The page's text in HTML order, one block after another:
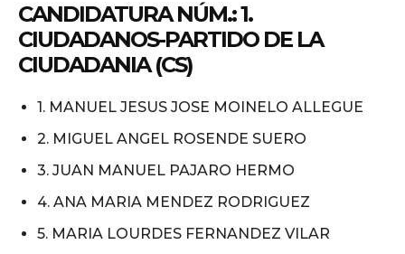
CANDIDATURA NÚM.: 1.
CIUDADANOS-PARTIDO DE LA
CIUDADANIA (CS)
1. MANUEL JESUS JOSE MOINELO ALLEGUE
2. MIGUEL ANGEL ROSENDE SUERO
3. JUAN MANUEL PAJARO HERMO
4. ANA MARIA MENDEZ RODRIGUEZ
5. MARIA LOURDES FERNANDEZ VILAR